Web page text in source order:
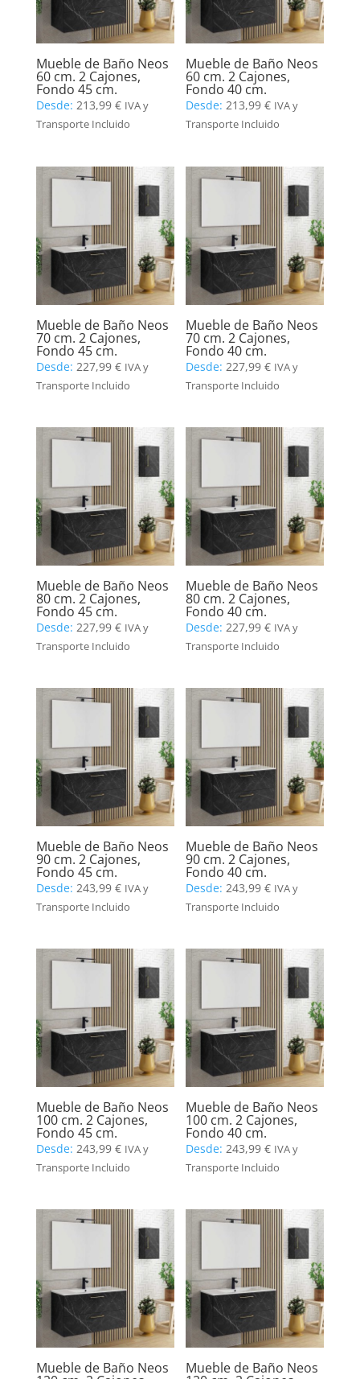
Mueble de Baño Neos
60 cm. 2 Cajones,
Fondo 45 cm.
Desde: 213,99 € IVA y
Transporte Incluido
Mueble de Baño Neos
60 cm. 2 Cajones,
Fondo 40 cm.
Desde:213,99€ IVA y
Transporte Incluido
Mueble de Baño Neos
70 cm. 2 Cajones,
Fondo 45 cm.
Desde: 227,99 € IVA y
Transporte Incluido
Mueble de Baño Neos
70 cm. 2 Cajones,
Fondo 40 cm.
Desde: 227,99€ IVA y
Transporte Incluido
Mueble de Baño Neos
80 cm. 2 Cajones,
Fondo 45 cm.
Desde: 227,99 € IVA y
Transporte Incluido
Mueble de Baño Neos
80 cm. 2 Cajones,
Fondo 40 cm.
Desde:227,99€ IVA y
Transporte Incluido
Mueble de Baño Neos
90 cm. 2 Cajones,
Fondo 45 cm.
Desde: 243,99 € IVA y
Transporte Incluido
Mueble de Baño Neos
90 cm. 2 Cajones,
Fondo 40 cm.
Desde:243,99€ IVA y
Transporte Incluido
Mueble de Baño Neos
100 cm. 2 Cajones,
Fondo 45 cm.
Desde: 243,99 € IVA y
Transporte Incluido
Mueble de Baño Neos
100 cm. 2 Cajones,
Fondo 40 cm.
Desde:243,99€ IVA y
Transporte Incluido
Mueble de Baño Neos Mueble de Baño Neos